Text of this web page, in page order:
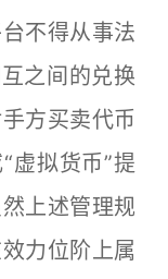
不得从事法
之间的兑换
方买卖代币
虚拟货币”提
上述管理规
力位阶上属